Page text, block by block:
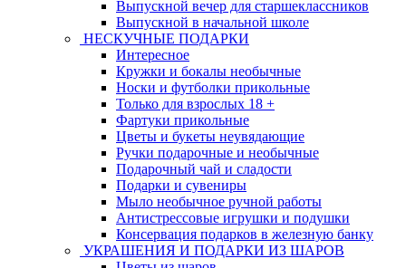
Выпускной вечер для старшеклассников
Выпускной в начальной школе
НЕСКУЧНЫЕ ПОДАРКИ
Интересное
Кружки и бокалы необычные
Носки и футболки прикольные
Только для взрослых 18 +
Фартуки прикольные
Цветы и букеты неувядающие
Ручки подарочные и необычные
Подарочный чай и сладости
Подарки и сувениры
Мыло необычное ручной работы
Антистрессовые игрушки и подушки
Консервация подарков в железную банку
УКРАШЕНИЯ И ПОДАРКИ ИЗ ШАРОВ